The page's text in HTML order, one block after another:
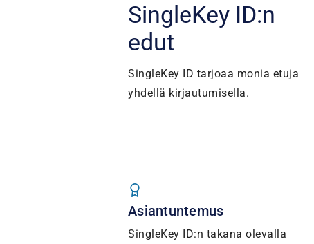
SingleKey ID:n
edut
SingleKey ID tarjoaa monia etuja
yhdellä kirjautumisella.
Asiantuntemus
SingleKey ID:n takana olevalla